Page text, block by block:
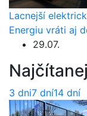
Lacnejší
Energiu vráti aj
29.07.
3 dni7 dní14 dní